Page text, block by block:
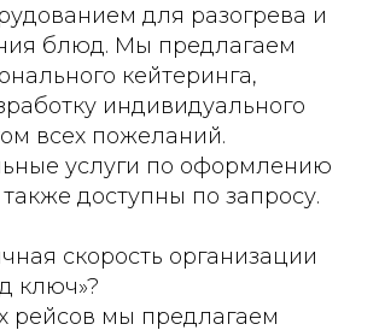
для разогрева и
блюд. Мы предлагаем
кейтеринга,
индивидуального
всех пожеланий.
услуги по оформлению
доступны по запросу.
скорость организации
ключ»?
рейсов мы предлагаем